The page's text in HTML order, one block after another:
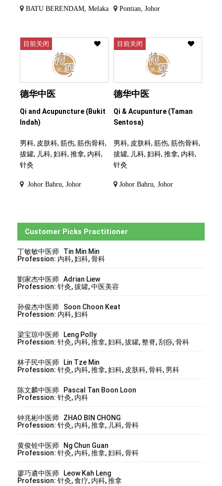
BATU BERENDAM, Melaka Pontian, Johor
目前关闭
德华中医
Qi and Acupuncture (Bukit
Indah)
男科, 皮肤科, 筋伤, 筋伤骨科,
拔罐, 儿科, 妇科, 推拿, 内科,
针灸
Johor Bahru, Johor
目前关闭
德华中医
Qi & Acupunture (Taman
Sentosa)
男科, 皮肤科, 筋伤, 筋伤骨科,
拔罐, 儿科, 妇科, 推拿, 内科,
针灸
Johor Bahru, Johor
Customer Picks Practitioner
丁敏敏中医师 Tin Min Min
Profession: 内科, 妇科, 骨科
劉家杰中医师 Adrian Liew
Profession: 针灸, 拔罐, 中医美容
孙俊杰中医师 Soon Choon Keat
Profession: 内科, 妇科
梁宝琼中医师 Leng Polly
Profession: 针灸, 内科, 推拿, 妇科, 拔罐, 整脊, 刮痧, 骨科
林子民中医师 Lin Tze Min
Profession: 针灸, 内科, 推拿, 妇科, 皮肤科, 骨科, 男科
陈文麟中医师 Pascal Tan Boon Loon
Profession: 针灸, 内科
钟兆彬中医师 ZHAO BIN CHONG
Profession: 针灸, 内科, 推拿, 儿科, 骨科
黄俊铨中医师 Ng Chun Guan
Profession: 针灸, 内科, 推拿, 妇科, 骨科
廖巧遴中医师 Leow Kah Leng
Profession: 针灸, 食疗, 内科, 推拿